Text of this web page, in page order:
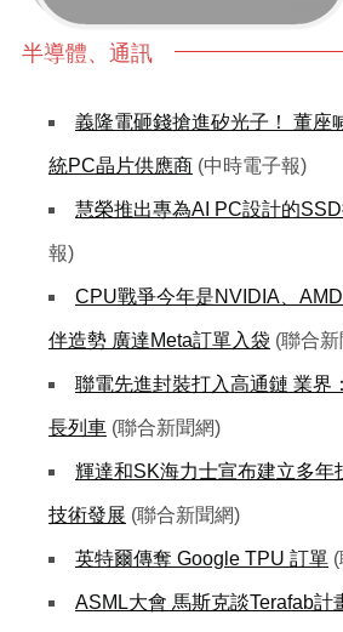
半導體、通訊
義隆電砸錢搶進矽光子！ 董座
統PC晶片供應商 (中時電子報)
慧榮推出專為AI PC設計的
報)
CPU戰爭今年是NVIDIA、
伴造勢 廣達Meta訂單入袋 (聯合
聯電先進封裝打入高通鏈 業界
長列車 (聯合新聞網)
輝達和SK海力士宣布建立多年
技術發展 (聯合新聞網)
英特爾傳奪 Google TPU 訂單
ASML大會 馬斯克談Terafab計